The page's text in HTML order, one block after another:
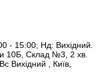
- 15:00; Нд: Вихідний.
10Б, Склад №3, 2 хв.
Вихідний , Київ,